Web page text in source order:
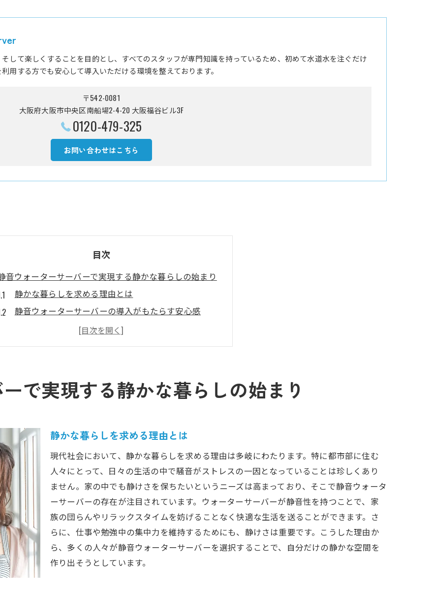
して楽しくすることを目的とし、すべてのスタッフが専門知識を持っているため、初めて水道水を注ぐだけ
用する方でも安心して導入いただける環境を整えております。
〒542-0081
大阪府大阪市中央区南船場2-4-20 大阪福谷ビル3F
0120-479-325
お問い合わせはこちら
目次
音ウォーターサーバーで実現する静かな暮らしの始まり
静かな暮らしを求める理由とは
静音ウォーターサーバーの導入がもたらす安心感
日常生活に静音性が与える影響
ォーターサーバーがもたらす静音性の重要性とは
夜間でも安心して使える理由
静音ウォーターサーバーの選択基準
音ウォーターサーバー導入で得られる生活の進化
生活の質を向上させる静音ウォーターサーバー
毎日のリズムが変わるウォーターサーバー活用法
静音性がもたらすストレス軽減効果
を気にせず使える静音ウォーターサーバーの選び方
静音ウォーターサーバー選びのポイント
音を抑えた最新技術とは
選ぶ際のチェックポイント
静音性とデザインの両立を目指す
で実現する静かな暮らしの始まり
静かな暮らしを求める理由とは
現代社会において、静かな暮らしを求める理由は多岐にわたります。特に都市部に住む
人々にとって、日々の生活の中で騒音がストレスの一因となっていることは珍しくあり
ません。家の中でも静けさを保ちたいというニーズは高まっており、そこで静音ウォータ
ーサーバーの存在が注目されています。ウォーターサーバーが静音性を持つことで、家
族の団らんやリラックスタイムを妨げることなく快適な生活を送ることができます。さ
らに、仕事や勉強中の集中力を維持するためにも、静けさは重要です。こうした理由か
ら、多くの人々が静音ウォーターサーバーを選択することで、自分だけの静かな空間を
作り出そうとしています。